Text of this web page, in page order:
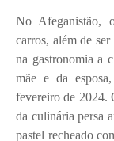
No Afeganistão,
carros, além de
na gastronomia a
mãe e da
fevereiro de 2024.
da culinária persa
pastel recheado